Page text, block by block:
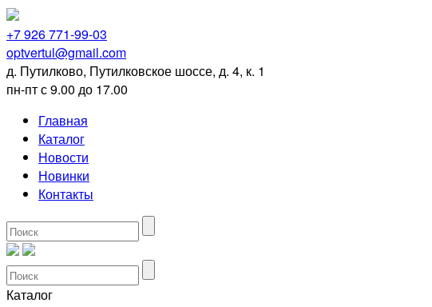
+7 926 771-99-03
optvertul@gmail.com
д. Путилково, Путилковское шоссе, д. 4, к. 1
пн-пт с 9.00 до 17.00
Главная
Каталог
Новости
Новинки
Контакты
Каталог